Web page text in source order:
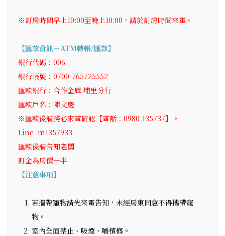
※訂房時間早上10:00至晚上10:00，請於訂房時間來電。
【匯款資訊－ATM轉帳/匯款】
銀行代碼：006
銀行帳號：0700-765725552
匯款銀行：合作金庫 埔里分行
匯款戶名：陳文慶
※匯款後請務必來電確認【電話：0980-135737】。
Line m1357933
匯款後請告知老闆
訂金為房價一半
【注意事項】
若攜帶寵物請先來電告知，未經房東同意不得攜帶寵
物。
室內全面禁止、吸煙、嚼檳榔。